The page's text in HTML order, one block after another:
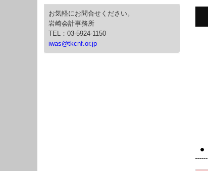
お気軽にお問合せください。
岩崎会計事務所
TEL：03-5924-1150
iwas@tkcnf.or.jp